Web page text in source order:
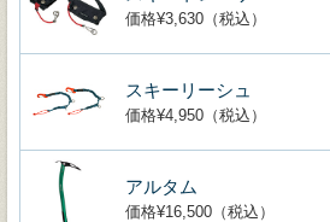
価格¥3,630（税込）
スキーリーシュ
価格¥4,950（税込）
アルタム
価格¥16,500（税込）